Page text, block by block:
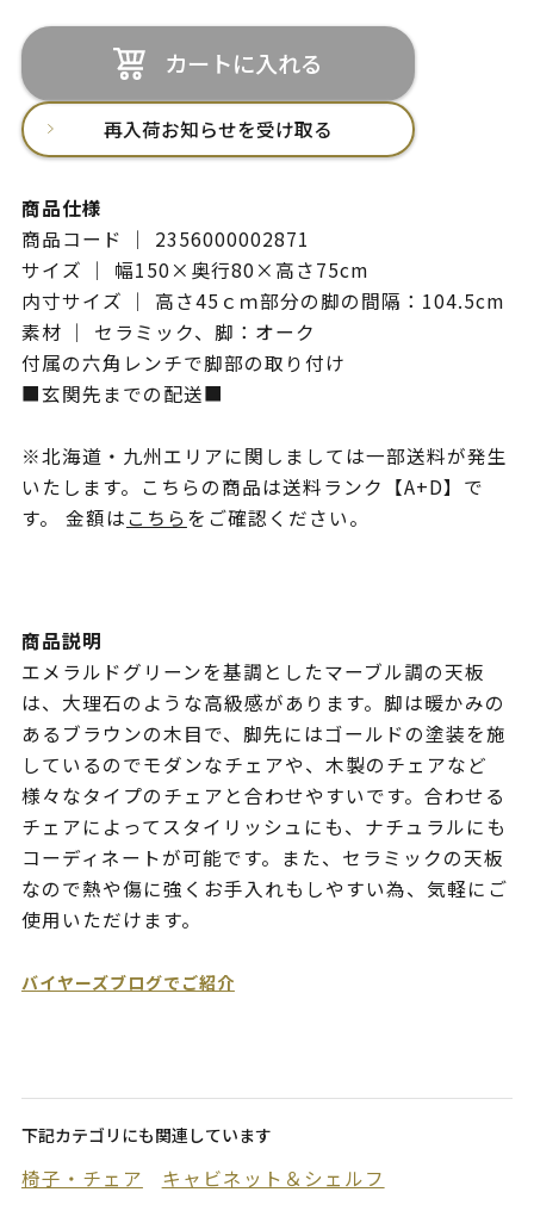
カートに入れる
再入荷お知らせを受け取る
商品仕様
商品コード ｜ 2356000002871
サイズ ｜ 幅150×奥行80×高さ75cm
内寸サイズ ｜ 高さ45ｃｍ部分の脚の間隔：104.5cm
素材 ｜ セラミック、脚：オーク
付属の六角レンチで脚部の取り付け
■玄関先までの配送■
※北海道・九州エリアに関しましては一部送料が発生
いたします。こちらの商品は送料ランク【A+D】で
す。 金額はこちらをご確認ください。
商品説明
エメラルドグリーンを基調としたマーブル調の天板
は、大理石のような高級感があります。脚は暖かみの
あるブラウンの木目で、脚先にはゴールドの塗装を施
しているのでモダンなチェアや、木製のチェアなど
様々なタイプのチェアと合わせやすいです。合わせる
チェアによってスタイリッシュにも、ナチュラルにも
コーディネートが可能です。また、セラミックの天板
なので熱や傷に強くお手入れもしやすい為、気軽にご
使用いただけます。
バイヤーズブログでご紹介
下記カテゴリにも関連しています
椅子・チェア キャビネット＆シェルフ